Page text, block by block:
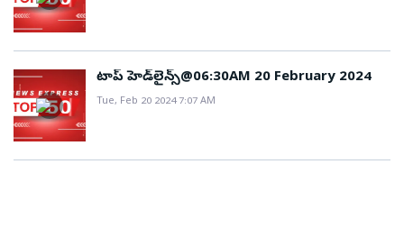
టాప్ హెడ్‌లైన్స్@06:30AM 20 February 2024
Tue, Feb 20 2024 7:07 AM